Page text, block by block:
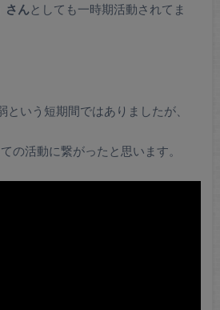
さんとしても一時期活動されてま
という短期間ではありましたが、
の活動に繋がったと思います。